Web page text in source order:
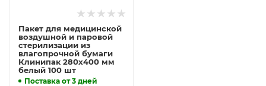
Пакет для медицинской
воздушной и паровой
стерилизации из
влагопрочной бумаги
Клинипак 280х400 мм
белый 100 шт
Поставка от 3 дней